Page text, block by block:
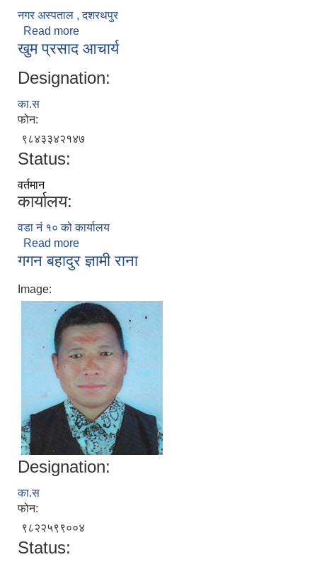
नगर अस्पताल , दशरथपुर
Read more
खुम प्रसाद आचार्य
Designation:
का.स
फोन:
९८४३३४२१४७
Status:
वर्तमान
कार्यालय:
वडा नं १० को कार्यालय
Read more
गगन बहादुर ज्ञामी राना
Image:
Designation:
का.स
फोन:
९८२२५९९००४
Status: